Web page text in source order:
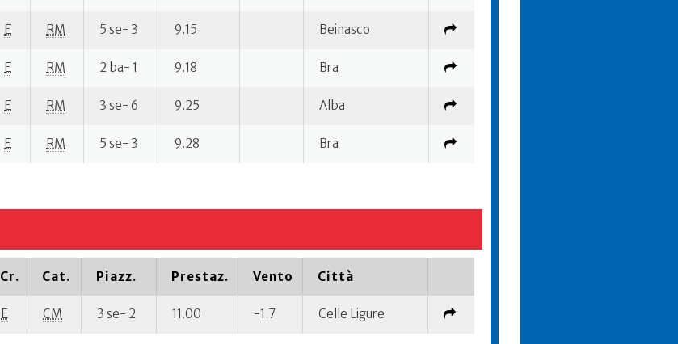
E RM 5 se- 3 9.15 Beinasco
E RM 2 ba- 1 9.18 Bra
E RM 3 se- 6 9.25 Alba
E RM 5 se- 3 9.28 Bra
Cr. Cat. Piazz. Prestaz. Vento Città
E CM 3 se- 2 11.00 -1.7 Celle Ligure